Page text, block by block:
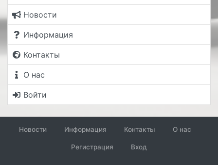
Новости
Информация
Контакты
О нас
Войти
Новости Информация Контакты О нас
Регистрация Вход